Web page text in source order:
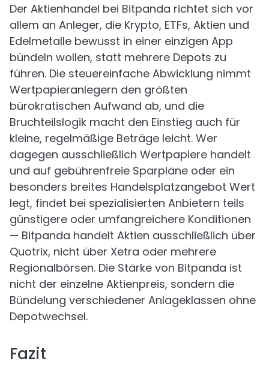
Der Aktienhandel bei Bitpanda richtet sich vor
allem an Anleger, die Krypto, ETFs, Aktien und
Edelmetalle bewusst in einer einzigen App
bündeln wollen, statt mehrere Depots zu
führen. Die steuereinfache Abwicklung nimmt
Wertpapieranlegern den größten
bürokratischen Aufwand ab, und die
Bruchteilslogik macht den Einstieg auch für
kleine, regelmäßige Beträge leicht. Wer
dagegen ausschließlich Wertpapiere handelt
und auf gebührenfreie Sparpläne oder ein
besonders breites Handelsplatzangebot Wert
legt, findet bei spezialisierten Anbietern teils
günstigere oder umfangreichere Konditionen
— Bitpanda handelt Aktien ausschließlich über
Quotrix, nicht über Xetra oder mehrere
Regionalbörsen. Die Stärke von Bitpanda ist
nicht der einzelne Aktienpreis, sondern die
Bündelung verschiedener Anlageklassen ohne
Depotwechsel.
Fazit